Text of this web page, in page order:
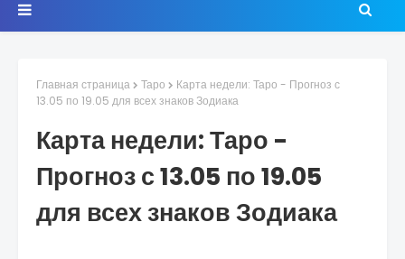
Главная страница Таро
Карта недели: Таро - Прогноз с
13.05 по 19.05 для всех знаков Зодиака
Карта недели: Таро -
Прогноз с 13.05 по 19.05
для всех знаков Зодиака